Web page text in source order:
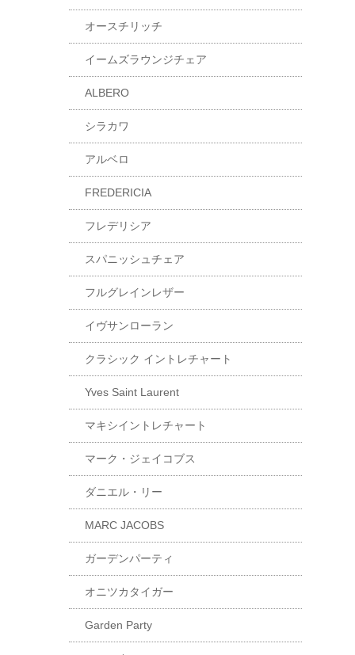
オースチリッチ
イームズラウンジチェア
ALBERO
シラカワ
アルベロ
FREDERICIA
フレデリシア
スパニッシュチェア
フルグレインレザー
イヴサンローラン
クラシック イントレチャート
Yves Saint Laurent
マキシイントレチャート
マーク・ジェイコブス
ダニエル・リー
MARC JACOBS
ガーデンパーティ
オニツカタイガー
Garden Party